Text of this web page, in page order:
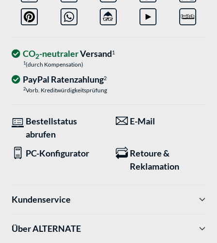
CO2-neutralerVersand1
1(durch Kompensation)
PayPal Ratenzahlung2
2Vorb. Kreditwürdigkeitsprüfung
Bestellstatus
abrufen
E-Mail
PC-Konfigurator
Retoure &
Reklamation
Kundenservice
Über ALTERNATE